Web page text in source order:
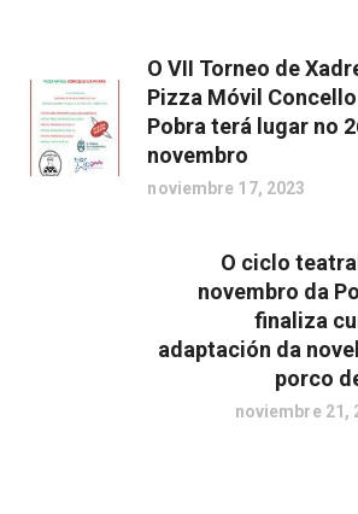
O VII Torneo de
Pizza Móvil
Pobra terá lugar no
novembro
noviembre 17, 2023
O ciclo
novembro da
finaliza
adaptación da
porco
noviembre 21,